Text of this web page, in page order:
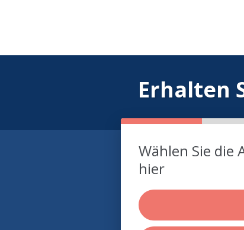
Erhalten
Wählen Sie die
hier